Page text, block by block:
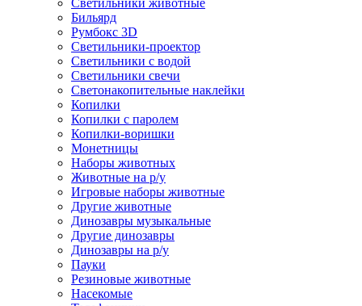
Светильники животные
Бильярд
Румбокс 3D
Светильники-проектор
Светильники с водой
Светильники свечи
Светонакопительные наклейки
Копилки
Копилки с паролем
Копилки-воришки
Монетницы
Наборы животных
Животные на р/у
Игровые наборы животные
Другие животные
Динозавры музыкальные
Другие динозавры
Динозавры на р/у
Пауки
Резиновые животные
Насекомые